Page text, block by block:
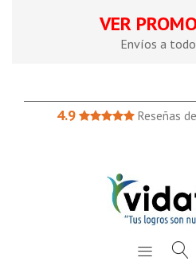
VER
Envíos a
4.9 Reseñas